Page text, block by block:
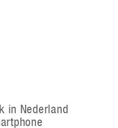
in Nederland